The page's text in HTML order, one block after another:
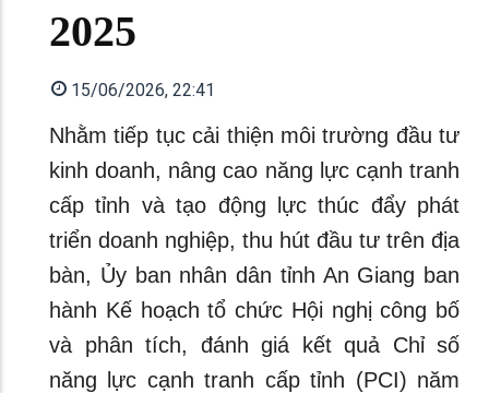
2025
15/06/2026, 22:41
Nhằm tiếp tục cải thiện môi trường đầu tư
kinh doanh, nâng cao năng lực cạnh tranh
cấp tỉnh và tạo động lực thúc đẩy phát
triển doanh nghiệp, thu hút đầu tư trên địa
bàn, Ủy ban nhân dân tỉnh An Giang ban
hành Kế hoạch tổ chức Hội nghị công bố
và phân tích, đánh giá kết quả Chỉ số
năng lực cạnh tranh cấp tỉnh (PCI) năm